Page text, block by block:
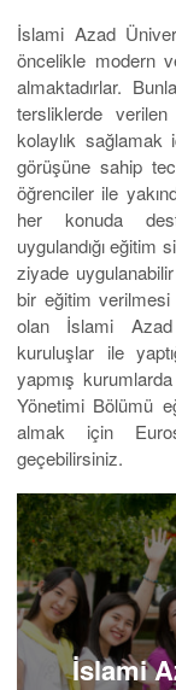
İslami Azad
öncelikle modern
almaktadırlar.
tersliklerde
kolaylık sağlamak
görüşüne sahip
öğrenciler ile
her konuda
uygulandığı eğitim
ziyade
bir eğitim
olan İslami Azad
kuruluşlar ile
yapmış
Yönetimi Bölümü
almak için
geçebilirsiniz.
İslami